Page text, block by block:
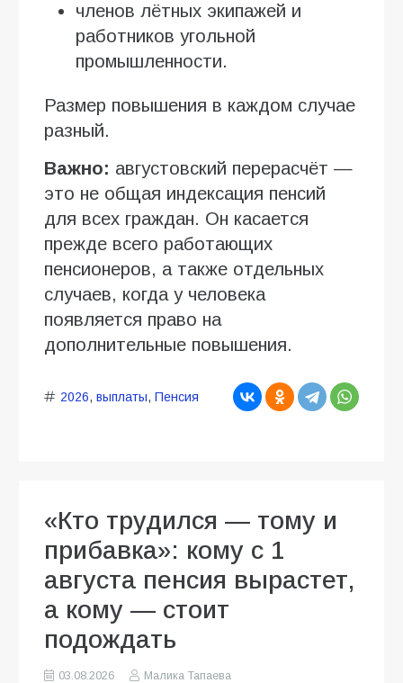
членов лётных экипажей и
работников угольной
промышленности.
Размер повышения в каждом случае
разный.
Важно: августовский перерасчёт —
это не общая индексация пенсий
для всех граждан. Он касается
прежде всего работающих
пенсионеров, а также отдельных
случаев, когда у человека
появляется право на
дополнительные повышения.
2026, выплаты, Пенсия
«Кто трудился — тому и
прибавка»: кому с 1
августа пенсия вырастет,
а кому — стоит
подождать
03.08.2026
Малика Тапаева